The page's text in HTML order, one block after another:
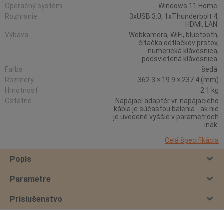
Operačný systém
Windows 11 Home
Rozhranie
3xUSB 3.0, 1xThunderbolt 4,
HDMI, LAN
Výbava
Webkamera, WiFi, bluetooth,
čítačka odtlačkov prstov,
numerická klávesnica,
podsvietená klávesnica
Farba
šedá
Rozmery
362.3 × 19.9 × 237.4 (mm)
Hmotnosť
2.1 kg
Ostatné
Napájací adaptér vr. napájacieho
kábla je súčasťou balenia - ak nie
je uvedené vyššie v parametroch
inak.
Celá špecifikácia
Popis
Parametre
Príslušenstvo